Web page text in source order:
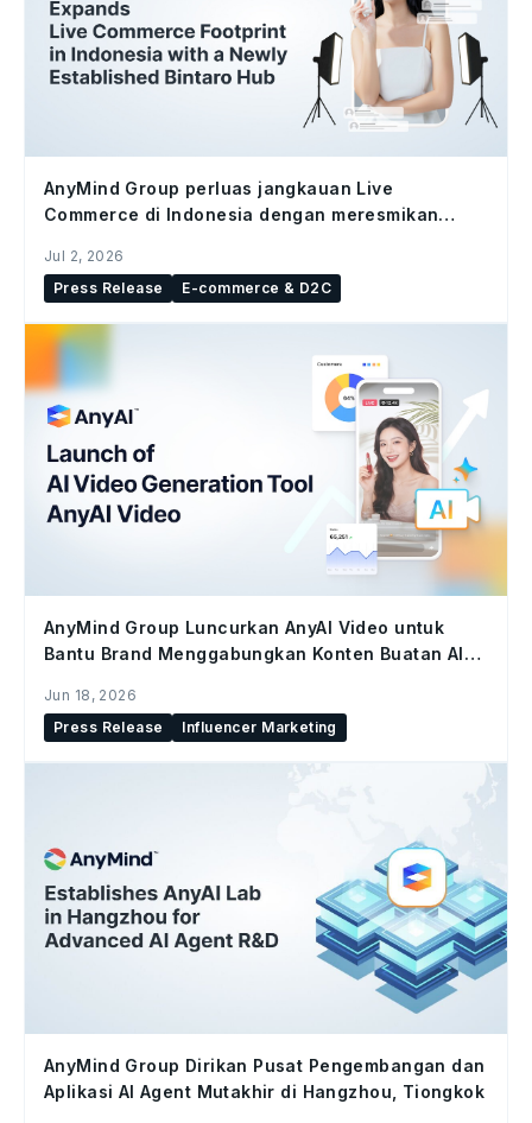
AnyMind Group perluas jangkauan Live
Commerce di Indonesia dengan meresmikan
Jul 2, 2026
Press Release
E-commerce & D2C
AnyMind Group Luncurkan AnyAI Video untuk
Bantu Brand Menggabungkan Konten Buatan AI
Jun 18, 2026
Press Release
Influencer Marketing
AnyMind Group Dirikan Pusat Pengembangan dan
Aplikasi AI Agent Mutakhir di Hangzhou, Tiongkok